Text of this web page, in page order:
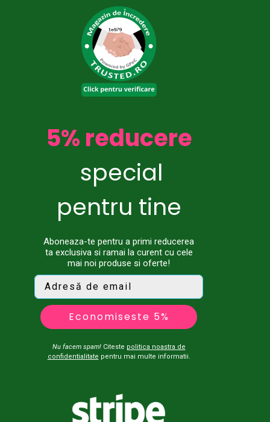
5% reducere
special
pentru tine
Aboneaza-te pentru a primi reducerea
ta exclusiva si ramai la curent cu cele
mai noi produse si oferte!
Economiseste 5%
Nu facem spam!Citeste politica noastra de
confidentialitate pentru mai multe informatii.